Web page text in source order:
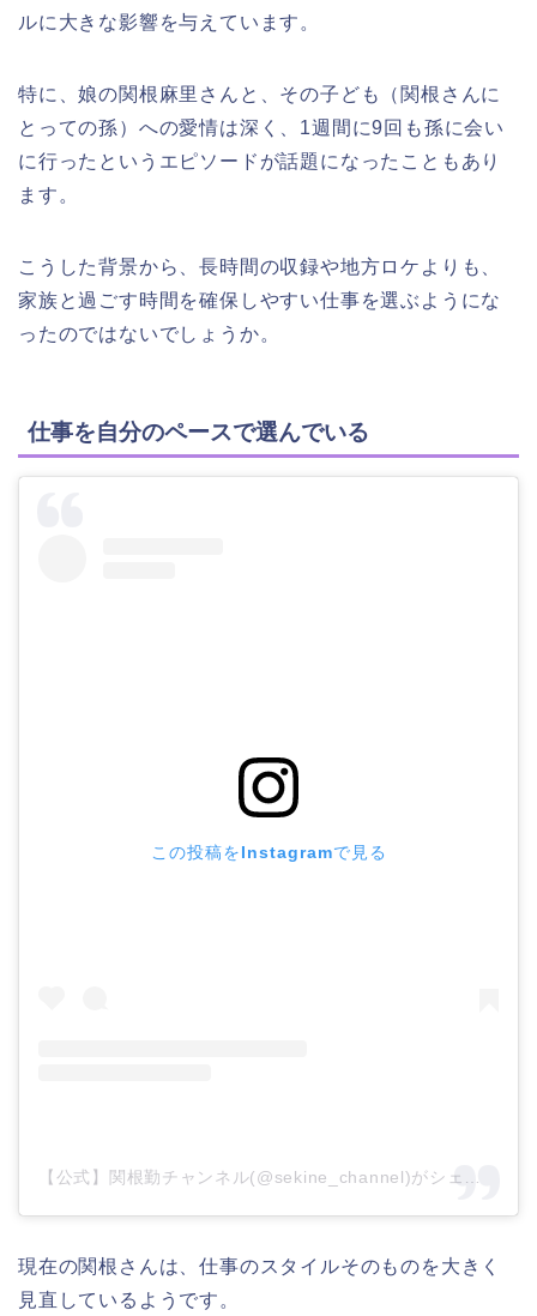
ルに大きな影響を与えています。
特に、娘の関根麻里さんと、その子ども（関根さんに
とっての孫）への愛情は深く、1週間に9回も孫に会い
に行ったというエピソードが話題になったこともあり
ます。
こうした背景から、長時間の収録や地方ロケよりも、
家族と過ごす時間を確保しやすい仕事を選ぶようにな
ったのではないでしょうか。
仕事を自分のペースで選んでいる
この投稿をInstagramで見る
現在の関根さんは、仕事のスタイルそのものを大きく
見直しているようです。